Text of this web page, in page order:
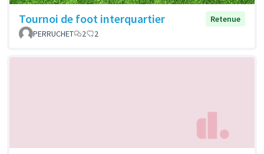
Tournoi de foot interquartier
Retenue
PERRUCHET
2 2